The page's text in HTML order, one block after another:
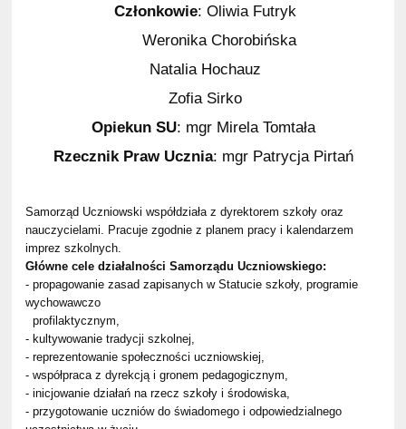
Członkowie: Oliwia Futryk
Weronika Chorobińska
Natalia Hochauz
Zofia Sirko
Opiekun SU: mgr Mirela Tomtała
Rzecznik Praw Ucznia: mgr Patrycja Pirtań
Samorząd Uczniowski współdziała z dyrektorem szkoły oraz
nauczycielami. Pracuje zgodnie z planem pracy i kalendarzem
imprez szkolnych.
Główne cele działalności Samorządu Uczniowskiego:
- propagowanie zasad zapisanych w Statucie szkoły, programie
wychowawczo
profilaktycznym,
- kultywowanie tradycji szkolnej,
- reprezentowanie społeczności uczniowskiej,
- współpraca z dyrekcją i gronem pedagogicznym,
- inicjowanie działań na rzecz szkoły i środowiska,
- przygotowanie uczniów do świadomego i odpowiedzialnego